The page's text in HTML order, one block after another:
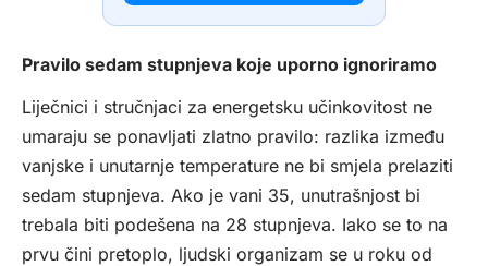
Pravilo sedam stupnjeva koje uporno ignoriramo
Liječnici i stručnjaci za energetsku učinkovitost ne
umaraju se ponavljati zlatno pravilo: razlika između
vanjske i unutarnje temperature ne bi smjela prelaziti
sedam stupnjeva. Ako je vani 35, unutrašnjost bi
trebala biti podešena na 28 stupnjeva. Iako se to na
prvu čini pretoplo, ljudski organizam se u roku od